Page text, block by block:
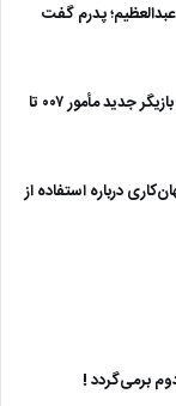
پدرم گفت
رقابت برای نقش جیمز باند داغ‌تر شد؛ بازیگر جدید مأمور ۰۰۷ تا
درباره استفاده از